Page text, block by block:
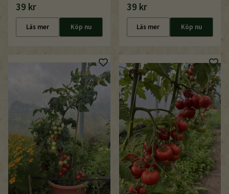
39 kr
Läs mer Köp nu
39 kr
Läs mer Köp nu